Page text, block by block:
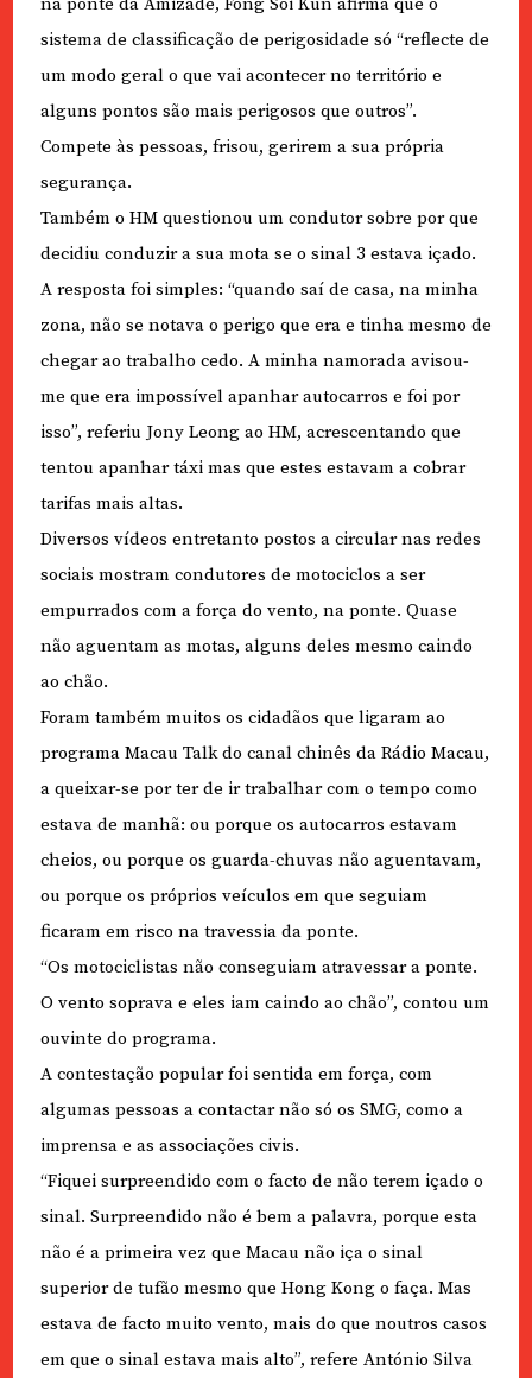
sistema de classificação de perigosidade só “reflecte de
um modo geral o que vai acontecer no território e
alguns pontos são mais perigosos que outros”.
Compete às pessoas, frisou, gerirem a sua própria
segurança.
Também o HM questionou um condutor sobre por que
decidiu conduzir a sua mota se o sinal 3 estava içado.
A resposta foi simples: “quando saí de casa, na minha
zona, não se notava o perigo que era e tinha mesmo de
chegar ao trabalho cedo. A minha namorada avisou-
me que era impossível apanhar autocarros e foi por
isso”, referiu Jony Leong ao HM, acrescentando que
tentou apanhar táxi mas que estes estavam a cobrar
tarifas mais altas.
Diversos vídeos entretanto postos a circular nas redes
sociais mostram condutores de motociclos a ser
empurrados com a força do vento, na ponte. Quase
não aguentam as motas, alguns deles mesmo caindo
ao chão.
Foram também muitos os cidadãos que ligaram ao
programa Macau Talk do canal chinês da Rádio Macau,
a queixar-se por ter de ir trabalhar com o tempo como
estava de manhã: ou porque os autocarros estavam
cheios, ou porque os guarda-chuvas não aguentavam,
ou porque os próprios veículos em que seguiam
ficaram em risco na travessia da ponte.
“Os motociclistas não conseguiam atravessar a ponte.
O vento soprava e eles iam caindo ao chão”, contou um
ouvinte do programa.
A contestação popular foi sentida em força, com
algumas pessoas a contactar não só os SMG, como a
imprensa e as associações civis.
“Fiquei surpreendido com o facto de não terem içado o
sinal. Surpreendido não é bem a palavra, porque esta
não é a primeira vez que Macau não iça o sinal
superior de tufão mesmo que Hong Kong o faça. Mas
estava de facto muito vento, mais do que noutros casos
em que o sinal estava mais alto”, refere António Silva